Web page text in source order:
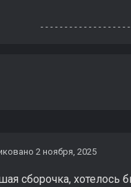
- - - - - - - - - - - - - - - - - -
2 ноября, 2025
сборочка, хотелось